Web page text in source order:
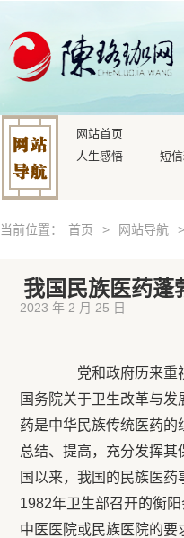
网站首页
人生感悟
短
当前位置： 首页 > 网站导航 >
我国民族医药蓬
报刊专
2023 年 2 月 25 日
党和政府历来重
国务院关于卫生改革与发
药是中华民族传统医药
总结、提高，充分发挥其
国以来，我国的民族医
1982年卫生部召开的衡
中医医院或民族医院的